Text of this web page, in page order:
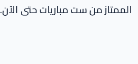
الممتاز من ست مباريات حتى الآن.